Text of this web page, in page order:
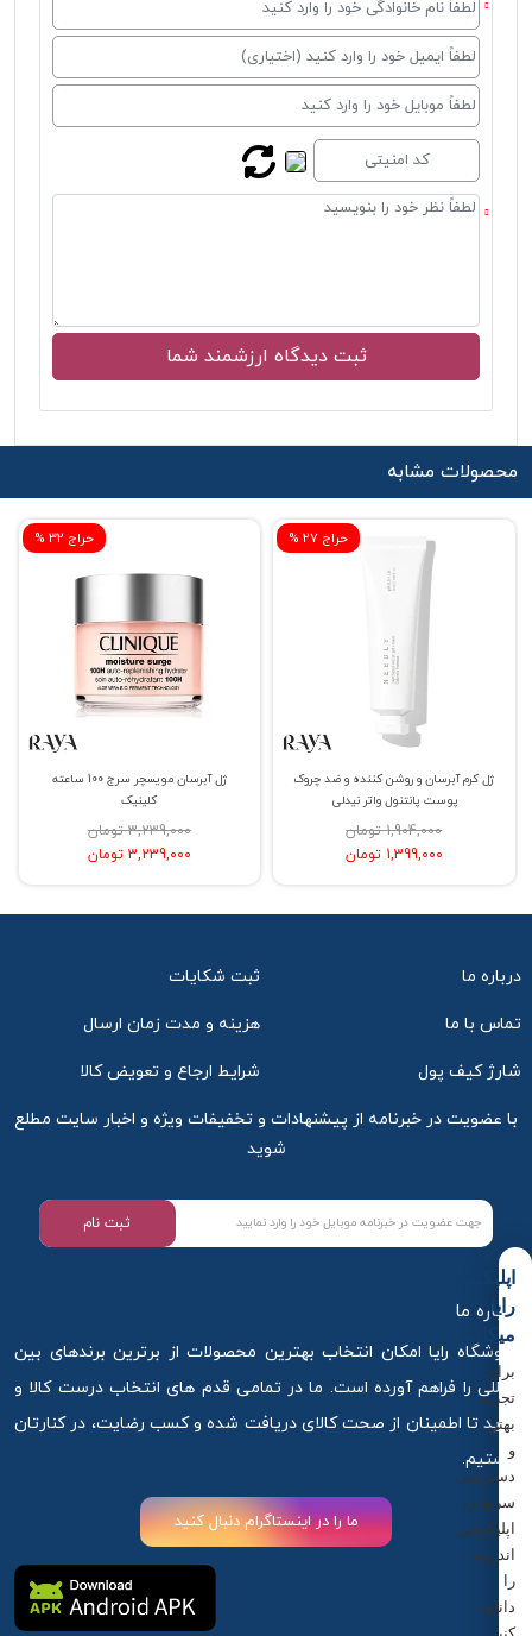
محصولات مشابه
% حراج 32
ژل آبرسان مویسچر سرج 100 ساعته
کلینیک
3,239,000 تومان
3,239,000 تومان
% حراج 27
ژل کرم آبرسان و روشن کننده و ضد چروک
پوست پانتنول واتر نیدلی
1,904,000 تومان
1,399,000 تومان
درباره ما ثبت شکایات
تماس با ما هزینه و مدت زمان ارسال
شارژ کیف پول شرایط ارجاع و تعویض کالا
با عضویت در خبرنامه از پیشنهادات و تخفیفات ویژه و اخبار سایت مطلع
شوید
ثبت نام
درباره ما
فروشگاه رایا امکان انتخاب بهترین محصولات از برترین برندهای بین
المللی را فراهم آورده است. ما در تمامی قدم های انتخاب درست کالا و
خرید تا اطمینان از صحت کالای دریافت شده و کسب رضایت، در کنارتان
هستیم.
ما را در اینستاگرام دنبال کنید
اپلیکیشن
رایا
میکاپ
برای
تجربه
بهتر
و
دسترسی
سریع‌تر،
اپلیکیشن
اندروید
را
دانلود